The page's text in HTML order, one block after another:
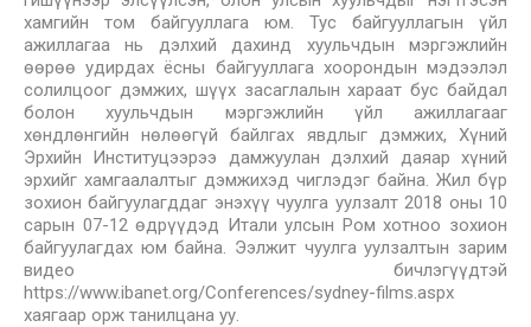
хамгийн том байгууллага юм. Тус байгууллагын үйл
ажиллагаа нь дэлхий дахинд хуульчдын мэргэжлийн
өөрөө удирдах ёсны байгууллага хоорондын мэдээлэл
солилцоог дэмжих, шүүх засаглалын хараат бус байдал
болон хуульчдын мэргэжлийн үйл ажиллагааг
хөндлөнгийн нөлөөгүй байлгах явдлыг дэмжих, Хүний
Эрхийн Институцээрээ дамжуулан дэлхий даяар хүний
эрхийг хамгаалалтыг дэмжихэд чиглэдэг байна. Жил бүр
зохион байгуулагддаг энэхүү чуулга уулзалт 2018 оны 10
сарын 07-12 өдрүүдэд Итали улсын Ром хотноо зохион
байгуулагдах юм байна. Ээлжит чуулга уулзалтын зарим
видео бичлэгүүдтэй
https://www.ibanet.org/Conferences/sydney-films.aspx
хаягаар орж танилцана уу.